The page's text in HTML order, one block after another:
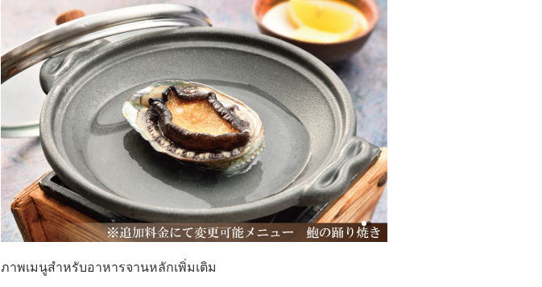
ภาพเมนูสำหรับอาหารจานหลักเพิ่มเติม